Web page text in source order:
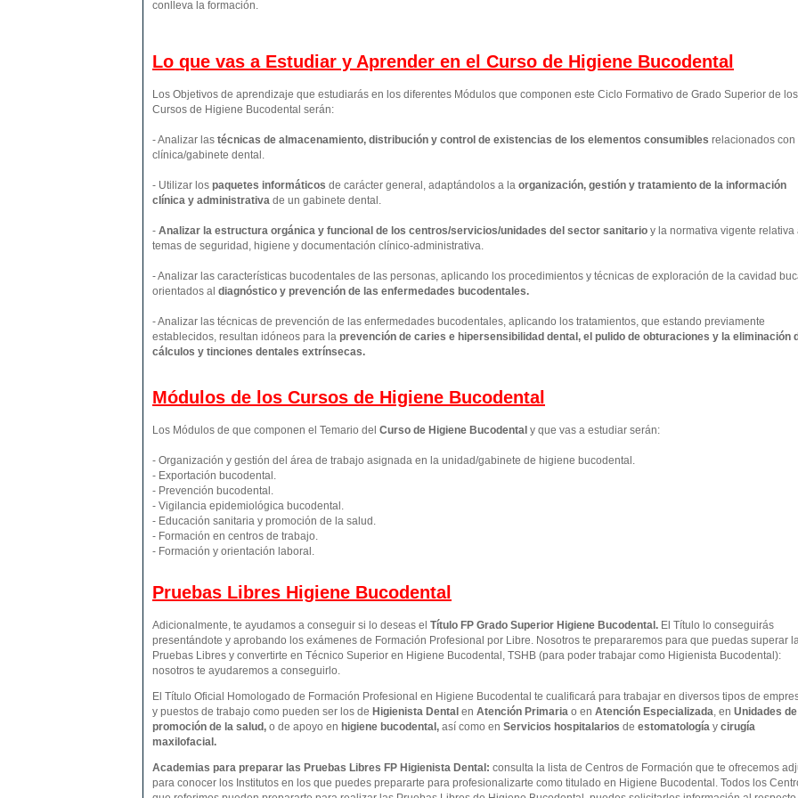
conlleva la formación.
Lo que vas a Estudiar y Aprender en el Curso de Higiene Bucodental
Los Objetivos de aprendizaje que estudiarás en los diferentes Módulos que componen este Ciclo Formativo de Grado Superior de los
Cursos de Higiene Bucodental serán:
- Analizar las técnicas de almacenamiento, distribución y control de existencias de los elementos consumibles relacionados con
clínica/gabinete dental.
- Utilizar los paquetes informáticos de carácter general, adaptándolos a la organización, gestión y tratamiento de la información
clínica y administrativa de un gabinete dental.
- Analizar la estructura orgánica y funcional de los centros/servicios/unidades del sector sanitario y la normativa vigente relativa
temas de seguridad, higiene y documentación clínico-administrativa.
- Analizar las características bucodentales de las personas, aplicando los procedimientos y técnicas de exploración de la cavidad
orientados al diagnóstico y prevención de las enfermedades bucodentales.
- Analizar las técnicas de prevención de las enfermedades bucodentales, aplicando los tratamientos, que estando previamente
establecidos, resultan idóneos para la prevención de caries e hipersensibilidad dental, el pulido de obturaciones y la eliminación
cálculos y tinciones dentales extrínsecas.
Módulos de los Cursos de Higiene Bucodental
Los Módulos de que componen el Temario del Curso de Higiene Bucodental y que vas a estudiar serán:
- Organización y gestión del área de trabajo asignada en la unidad/gabinete de higiene bucodental.
- Exportación bucodental.
- Prevención bucodental.
- Vigilancia epidemiológica bucodental.
- Educación sanitaria y promoción de la salud.
- Formación en centros de trabajo.
- Formación y orientación laboral.
Pruebas Libres Higiene Bucodental
Adicionalmente, te ayudamos a conseguir si lo deseas el Título FP Grado Superior Higiene Bucodental. El Título lo conseguirás
presentándote y aprobando los exámenes de Formación Profesional por Libre. Nosotros te prepararemos para que puedas superar
Pruebas Libres y convertirte en Técnico Superior en Higiene Bucodental, TSHB (para poder trabajar como Higienista Bucodental):
nosotros te ayudaremos a conseguirlo.
El Título Oficial Homologado de Formación Profesional en Higiene Bucodental te cualificará para trabajar en diversos tipos de
y puestos de trabajo como pueden ser los de Higienista Dental en Atención Primaria o en Atención Especializada , en Unidades de
promoción de la salud, o de apoyo en higiene bucodental, así como en Servicios hospitalarios de estomatología y cirugía
maxilofacial.
Academias para preparar las Pruebas Libres FP Higienista Dental: consulta la lista de Centros de Formación que te ofrecemos
para conocer los Institutos en los que puedes prepararte para profesionalizarte como titulado en Higiene Bucodental. Todos los